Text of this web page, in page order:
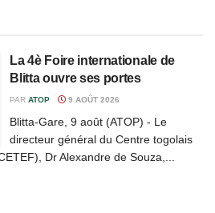
La 4è Foire internationale de
Blitta ouvre ses portes
PAR ATOP 9 AOÛT 2026
Blitta-Gare, 9 août (ATOP) - Le
directeur général du Centre togolais
Dr Alexandre de Souza,...